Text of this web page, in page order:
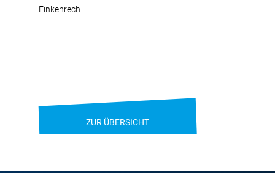
Finkenrech
ZUR ÜBERSICHT